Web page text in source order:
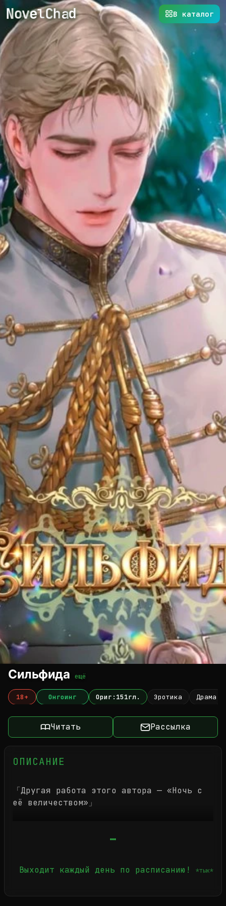
NovelChad В каталог
Сильфида ещё
18+ Онгоинг Ориг:151гл. Эротика Драма
Читать Рассылка
ОПИСАНИЕ
「Другая работа этого автора — «Ночь с
её величеством»」
и она получает предложение, от которого
Предлагающий — молодой и очаровательный
Выходит каждый день по расписанию! *тык*